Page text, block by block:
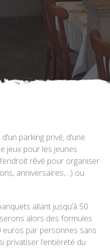
parking privé, d’une
jeux pour les jeunes
rêvé pour organiser
anniversaires,…) ou
allant jusqu’à 50
alors des formules
euros par personnes sans
privatiser l’entièreté du